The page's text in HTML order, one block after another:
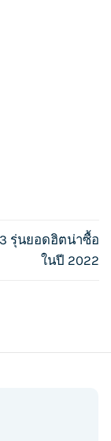
รุ่นยอดฮิตน่าซื้อ
ในปี 2022